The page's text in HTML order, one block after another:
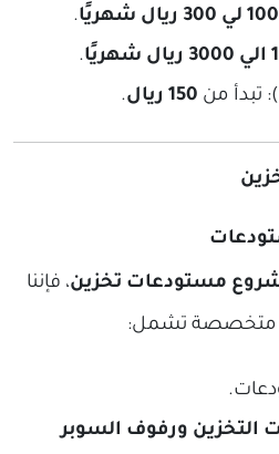
.
.
تبدأ من 150 ريال .
مستودعات تخزين، فإننا
متخصصة تشمل:
ورفوف السوبر